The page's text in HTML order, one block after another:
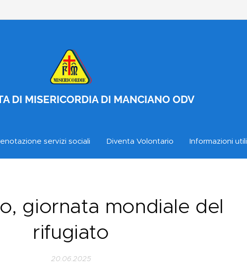
DI MISERICORDIA DI MANCIANO ODV
servizi sociali Diventa Volontario Informazioni utili
giornata mondiale del
rifugiato
20.06.2025